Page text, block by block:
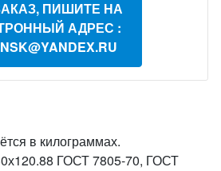
ПИШИТЕ НА
АДРЕС :
в килограммах.
ГОСТ 7805-70, ГОСТ